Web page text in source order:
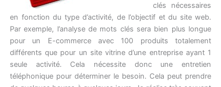
clés nécessaires
en fonction du type d’activité, de l’objectif et du site web.
Par exemple, l’analyse de mots clés sera bien plus longue
pour un E-commerce avec 100 produits totalement
différents que pour un site vitrine d’une entreprise ayant 1
seule activité. Cela nécessite donc une entretien
téléphonique pour déterminer le besoin. Cela peut prendre